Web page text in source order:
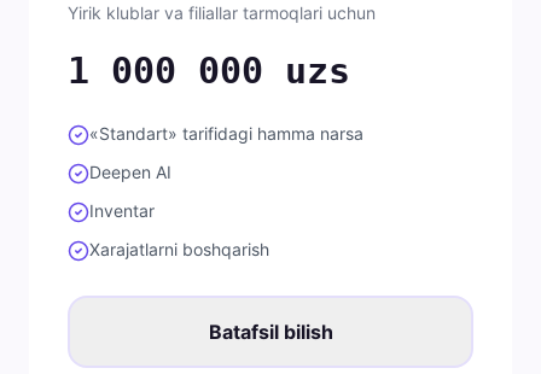
Yirik klublar va filiallar tarmoqlari uchun
1 000 000 uzs
«Standart» tarifidagi hamma narsa
Deepen AI
Inventar
Xarajatlarni boshqarish
Batafsil bilish